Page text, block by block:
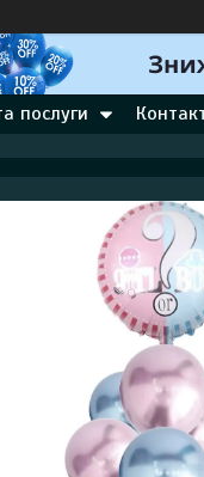
послуги